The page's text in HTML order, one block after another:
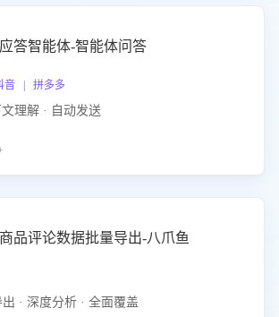
答智能体-智能体问答
| 拼多多
理解 · 自动发送
品评论数据批量导出-八爪鱼
· 深度分析 · 全面覆盖